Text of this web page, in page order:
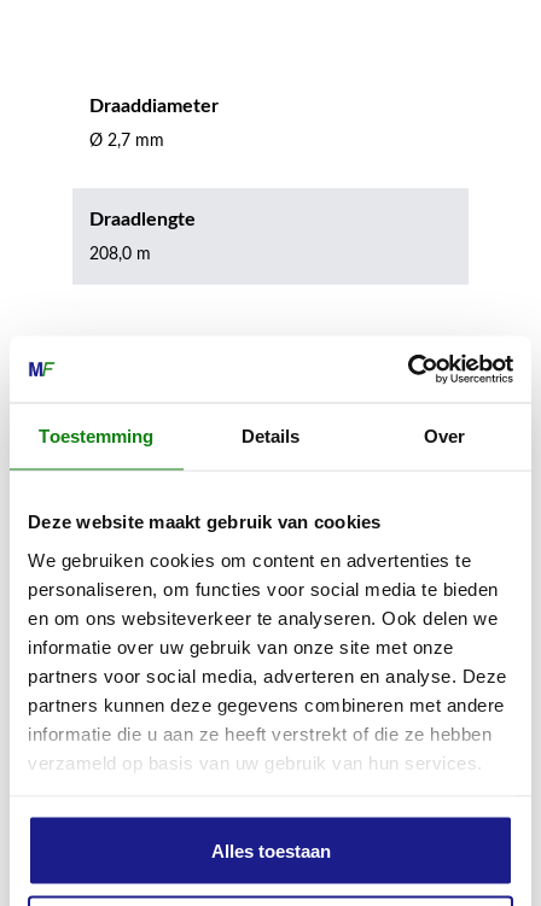
Toestemming Details Over
Deze website maakt gebruik van cookies
We gebruiken cookies om content en advertenties te
personaliseren, om functies voor social media te bieden
en om ons websiteverkeer te analyseren. Ook delen we
informatie over uw gebruik van onze site met onze
partners voor social media, adverteren en analyse. Deze
partners kunnen deze gegevens combineren met andere
informatie die u aan ze heeft verstrekt of die ze hebben
verzameld op basis van uw gebruik van hun services.
Alles toestaan
Draaddiameter
Ø 2,7 mm
Draadlengte
208,0 m
MECHANISATIE FRANEKER
Kiehoek 26
8801 RD Franeker
0517-396800
info@mechanisatiefraneker.nl
Bij storing: 06-83139573